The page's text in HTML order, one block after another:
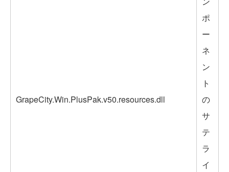
GrapeCity.Win.PlusPak.v50.resources.dll
ポ
ー
ネ
ン
ト
の
サ
テ
ラ
イ